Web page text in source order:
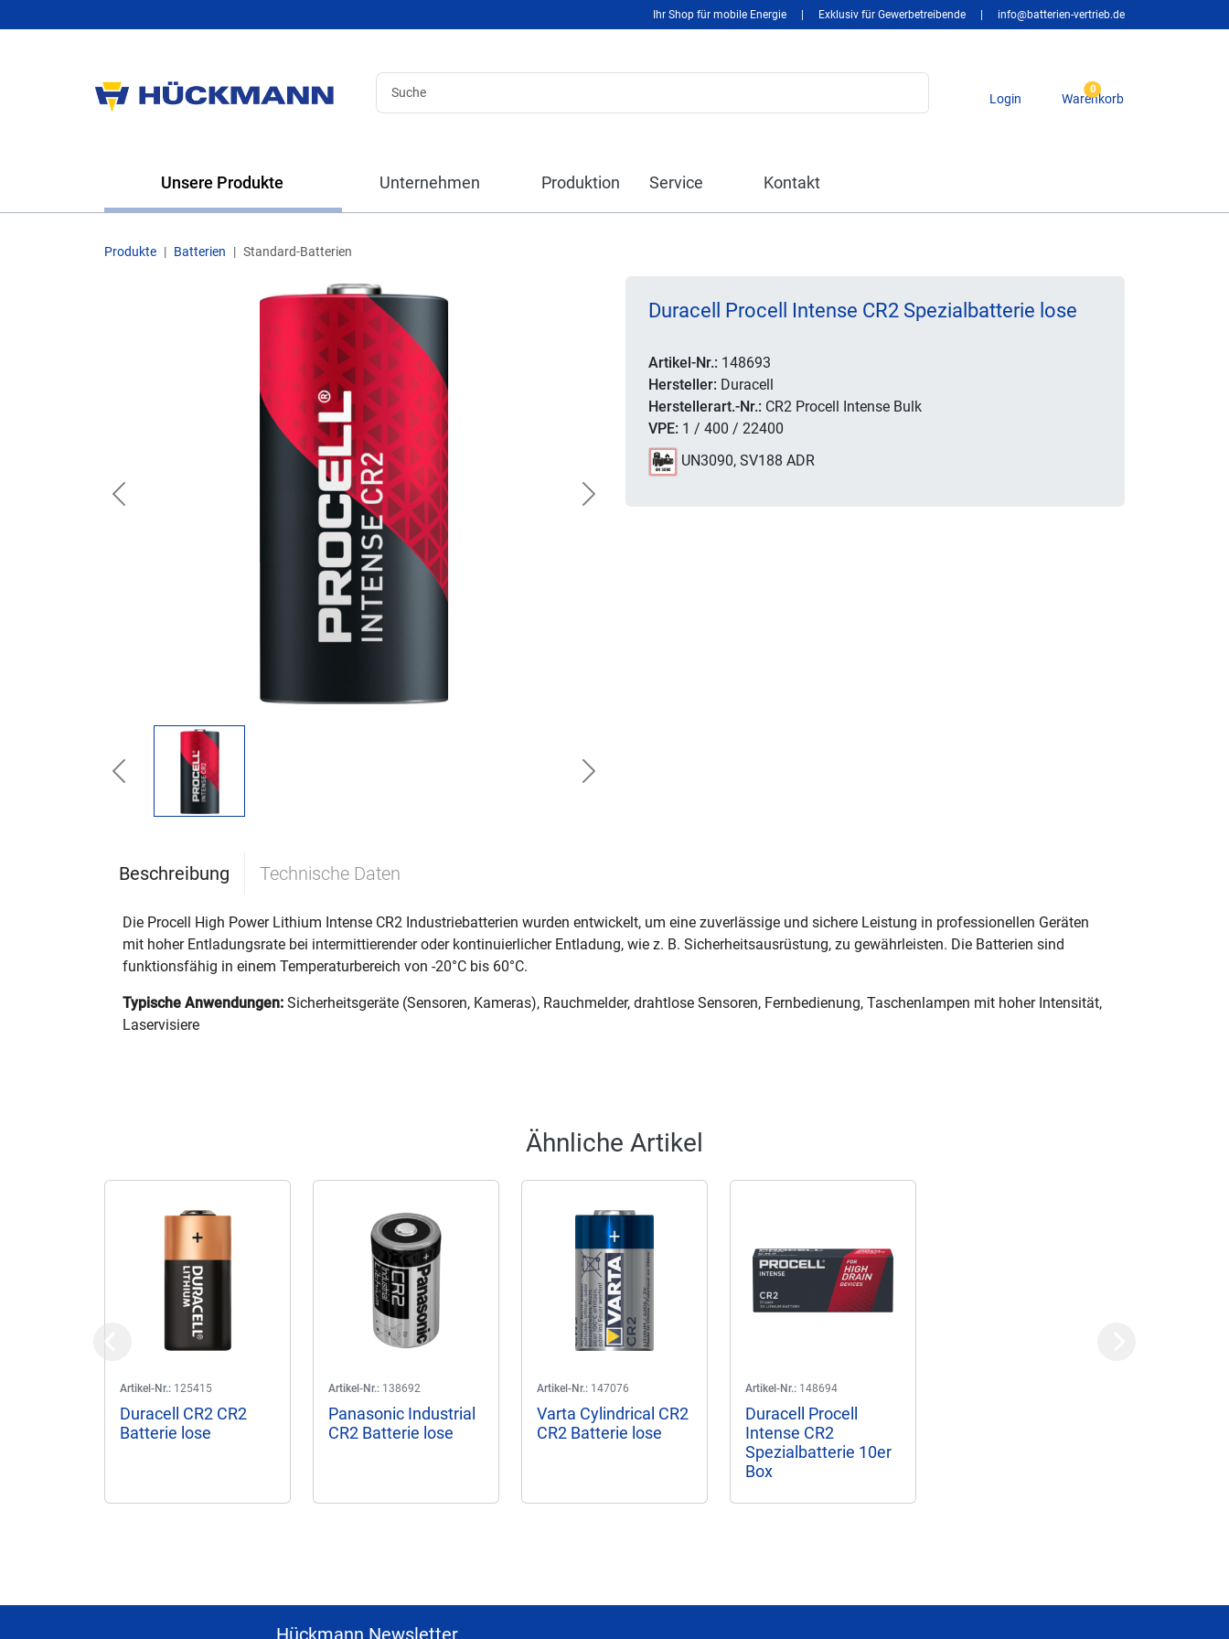
Ihr Shop für mobile Energie Exklusiv für Gewerbetreibende info@batterien-vertrieb.de
Login
0
Warenkorb
Unsere Produkte Unternehmen Produktion Service Kontakt
Produkte Batterien Standard-Batterien
Previous Next
Previous Next
Duracell Procell Intense CR2 Spezialbatterie lose
Artikel-Nr.: 148693
Hersteller: Duracell
Herstellerart.-Nr.: CR2 Procell Intense Bulk
VPE: 1 / 400 / 22400
UN3090, SV188 ADR
Beschreibung Technische Daten
Die Procell High Power Lithium Intense CR2 Industriebatterien wurden entwickelt, um eine zuverlässige und sichere Leistung in professionellen Geräten
mit hoher Entladungsrate bei intermittierender oder kontinuierlicher Entladung, wie z. B. Sicherheitsausrüstung, zu gewährleisten. Die Batterien sind
funktionsfähig in einem Temperaturbereich von -20°C bis 60°C.
Typische Anwendungen: Sicherheitsgeräte (Sensoren, Kameras), Rauchmelder, drahtlose Sensoren, Fernbedienung, Taschenlampen mit hoher Intensität,
Laservisiere
Ähnliche Artikel
Artikel-Nr.: 125415
Duracell CR2 CR2
Batterie lose
Artikel-Nr.: 138692
Panasonic Industrial
CR2 Batterie lose
Artikel-Nr.: 147076
Varta Cylindrical CR2
CR2 Batterie lose
Artikel-Nr.: 148694
Duracell Procell
Intense CR2
Spezialbatterie 10er
Box
Previous
Hückmann Newsletter